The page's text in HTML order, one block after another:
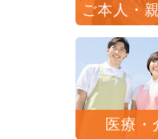
ご本人・
医療・